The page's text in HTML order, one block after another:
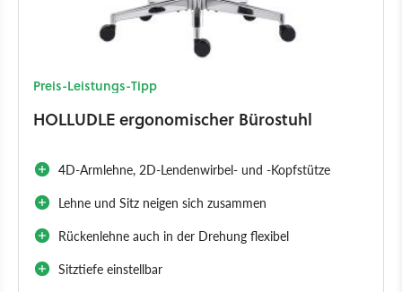
Preis-Leistungs-Tipp
HOLLUDLE ergonomischer Bürostuhl
4D-Armlehne, 2D-Lendenwirbel- und -Kopfstütze
Lehne und Sitz neigen sich zusammen
Rückenlehne auch in der Drehung flexibel
Sitztiefe einstellbar